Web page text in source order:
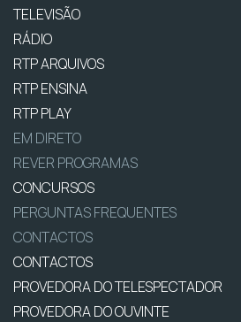
TELEVISÃO
RÁDIO
RTP ARQUIVOS
RTP ENSINA
RTP PLAY
EM DIRETO
REVER PROGRAMAS
CONCURSOS
PERGUNTAS FREQUENTES
CONTACTOS
CONTACTOS
PROVEDORA DO TELESPECTADOR
PROVEDORA DO OUVINTE